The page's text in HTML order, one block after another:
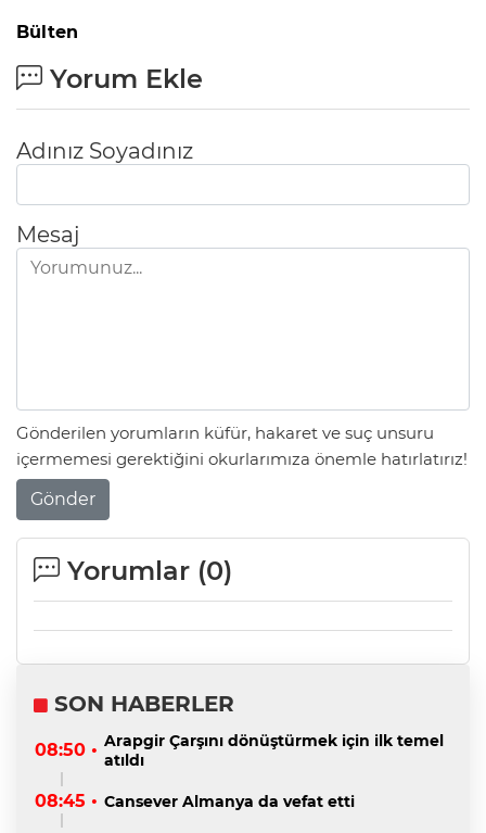
Bülten
Yorum Ekle
Adınız Soyadınız
Mesaj
Gönderilen yorumların küfür, hakaret ve suç unsuru
içermemesi gerektiğini okurlarımıza önemle hatırlatırız!
Gönder
Yorumlar (0)
SON HABERLER
08:50 • Arapgir Çarşını dönüştürmek için ilk temel
atıldı
08:45 • Cansever Almanya da vefat etti